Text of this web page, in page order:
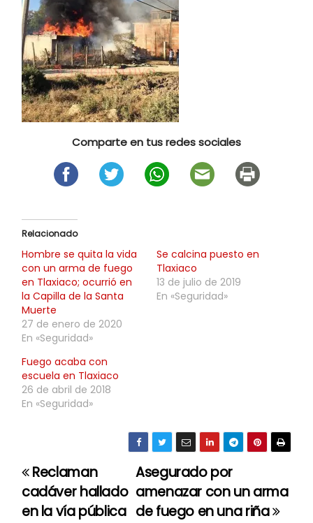
Comparte en tus redes sociales
Relacionado
Hombre se quita la vida
con un arma de fuego
en Tlaxiaco; ocurrió en
la Capilla de la Santa
Muerte
27 de enero de 2020
En «Seguridad»
Se calcina puesto en
Tlaxiaco
13 de julio de 2019
En «Seguridad»
Fuego acaba con
escuela en Tlaxiaco
26 de abril de 2018
En «Seguridad»
N
a
Asegurado por
amenazar con un arma
de fuego en una riña
Reclaman
cadáver hallado
en la vía pública